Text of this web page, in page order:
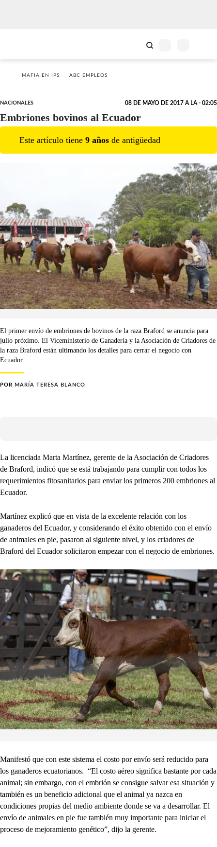
MAFIA EN IPS ABC EMPLEOS
NACIONALES 08 DE MAYO DE 2017 A LA - 02:05
Embriones bovinos al Ecuador
Este artículo tiene 9 años de antigüedad
El primer envío de embriones de bovinos de la raza Braford se anuncia para
julio próximo. El Viceministerio de Ganadería y la Asociación de Criadores de
la raza Braford están ultimando los detalles para cerrar el negocio con
Ecuador.
POR MARÍA TERESA BLANCO
La licenciada Marta Martínez, gerente de la Asociación de Criadores
de Braford, indicó que se está trabajando para cumplir con todos los
requerimientos fitosanitarios para enviar los primeros 200 embriones al
Ecuador.
Martínez explicó que en vista de la excelente relación con los
ganaderos del Ecuador, y considerando el éxito obtenido con el envío
de animales en pie, pasaron al siguiente nivel, y los criadores de
Braford del Ecuador solicitaron empezar con el negocio de embriones.
Manifestó que con este sistema el costo por envío será reducido para
los ganaderos ecuatorianos. “El costo aéreo significa bastante por cada
animal; sin embargo, con el embrión se consigue salvar esa situación y
también es un beneficio adicional que el animal ya nazca en
condiciones propias del medio ambiente donde se va a desarrollar. El
envío de animales en pie fue también muy importante para iniciar el
proceso de mejoramiento genético”, dijo la gerente.